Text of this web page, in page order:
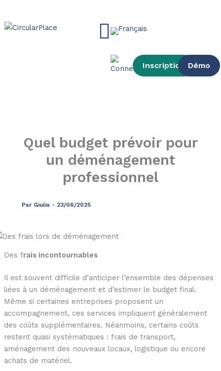
contenu
Main
Inscription Démo
Quel budget prévoir pour
un déménagement
professionnel
Par Giulia - 23/06/2025
Des frais incontournables
Il est souvent difficile d’anticiper l’ensemble des dépenses
liées à un déménagement et d’estimer le budget final.
Même si certaines entreprises proposent un
accompagnement, ces services impliquent généralement
des coûts supplémentaires. Néanmoins, certains coûts
restent quasi systématiques : frais de transport,
aménagement des nouveaux locaux, logistique ou encore
achats de matériel.